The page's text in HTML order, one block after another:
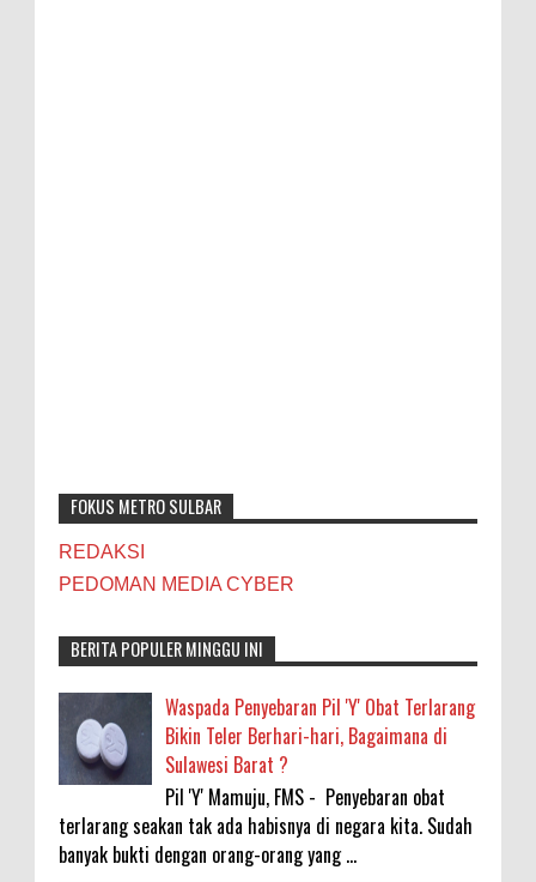
FOKUS METRO SULBAR
REDAKSI
PEDOMAN MEDIA CYBER
BERITA POPULER MINGGU INI
Waspada Penyebaran Pil 'Y' Obat Terlarang
Bikin Teler Berhari-hari, Bagaimana di
Sulawesi Barat ?
Pil 'Y' Mamuju, FMS - Penyebaran obat
terlarang seakan tak ada habisnya di negara kita. Sudah
banyak bukti dengan orang-orang yang ...